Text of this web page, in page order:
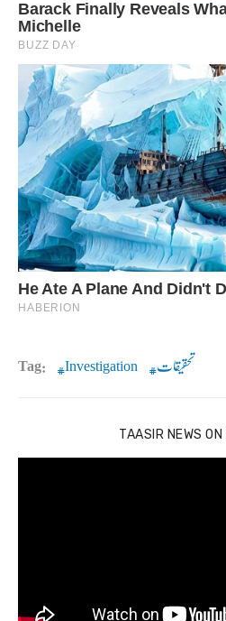
Tag: Investigation تحقیقات
TAASIR NEWS